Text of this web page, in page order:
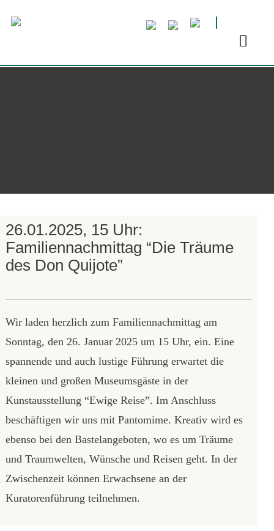
26.01.2025, 15 Uhr:
Familiennachmittag “Die Träume
des Don Quijote”
Wir laden herzlich zum Familiennachmittag am
Sonntag, den 26. Januar 2025 um 15 Uhr, ein. Eine
spannende und auch lustige Führung erwartet die
kleinen und großen Museumsgäste in der
Kunstausstellung “Ewige Reise”. Im Anschluss
beschäftigen wir uns mit Pantomime. Kreativ wird es
ebenso bei den Bastelangeboten, wo es um Träume
und Traumwelten, Wünsche und Reisen geht. In der
Zwischenzeit können Erwachsene an der
Kuratorenführung teilnehmen.